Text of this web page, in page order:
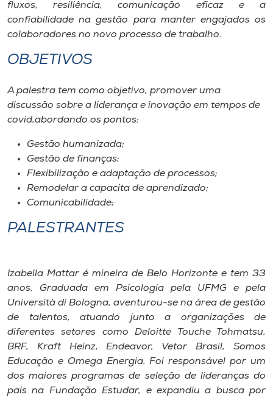
Museu
Unoesc
Selecione
A+
A-
fluxos, resiliência, comunicação eficaz e a
confiabilidade na gestão para manter engajados os
colaboradores no novo processo de trabalho.
OBJETIVOS
A palestra tem como objetivo, promover uma
discussão sobre a liderança e inovação em tempos de
covid,abordando os pontos:
Gestão humanizada;
Gestão de finanças;
Flexibilização e adaptação de processos;
Remodelar a capacita de aprendizado;
Comunicabilidade;
PALESTRANTES
Izabella Mattar é mineira de Belo Horizonte e tem 33
anos. Graduada em Psicologia pela UFMG e pela
Università di Bologna, aventurou-se na área de gestão
de talentos, atuando junto a organizações de
diferentes setores como Deloitte Touche Tohmatsu,
BRF, Kraft Heinz, Endeavor, Vetor Brasil, Somos
Educação e Omega Energia. Foi responsável por um
dos maiores programas de seleção de lideranças do
país na Fundação Estudar, e expandiu a busca por